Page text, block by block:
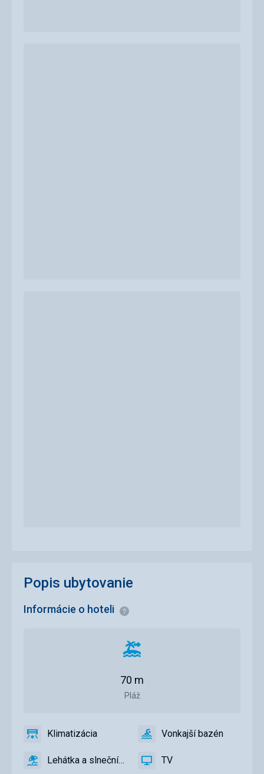
Popis ubytovanie
Informácie o hoteli Informácie
Vzdialenosť
pláže
Pláž
70 m
Klimatizácia
Klimatizácia
áno
VonkajšíVonkajší bazén
áno
Lehátka
Lehátka a slnečníky pri bazéne zadarmo
áno TV TV
áno